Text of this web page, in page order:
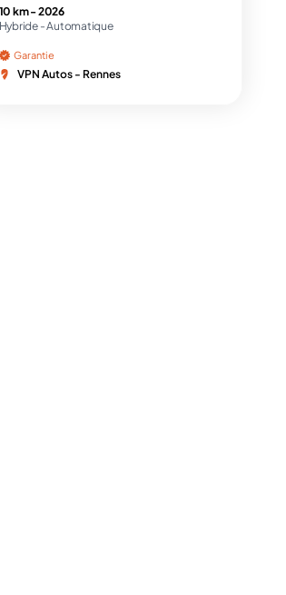
10 km -2026
Hybride -Automatique
Garantie
VPN Autos - Rennes